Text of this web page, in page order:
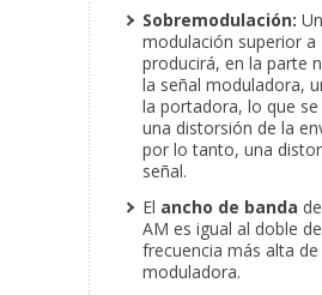
Sobremodulación:
modulación superior a
producirá, en la parte
la señal moduladora,
la portadora, lo que
una distorsión de la
por lo tanto, una
señal.
El ancho de banda
AM es igual al doble
frecuencia más alta de
moduladora.